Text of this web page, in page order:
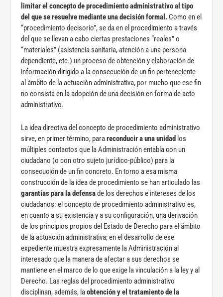
limitar el concepto de procedimiento administrativo al tipo
del que se resuelve mediante una decisión formal. Como en el
“procedimiento decisorio”, se da en el procedimiento a través
del que se llevan a cabo ciertas prestaciones “reales” o
“materiales” (asistencia sanitaria, atención a una persona
dependiente, etc.) un proceso de obtención y elaboración de
información dirigido a la consecución de un fin perteneciente
al ámbito de la actuación administrativa, por mucho que ese fin
no consista en la adopción de una decisión en forma de acto
administrativo.
La idea directiva del concepto de procedimiento administrativo
sirve, en primer término, parareconducir a una unidad los
múltiples contactos que la Administración entabla con un
ciudadano (o con otro sujeto jurídico-público) para la
consecución de un fin concreto. En torno a esa misma
construcción de la idea de procedimiento se han articulado las
garantías para la defensade los derechos e intereses de los
ciudadanos: el concepto de procedimiento administrativo es,
en cuanto a su existencia y a su configuración, una derivación
de los principios propios del Estado de Derecho para el ámbito
de la actuación administrativa; en el desarrollo de ese
expediente muestra expresamente la Administración al
interesado que la manera de afectar a sus derechos se
mantiene en el marco de lo que exige la vinculación a la ley y al
Derecho. Las reglas del procedimiento administrativo
disciplinan, además, laobtención y el tratamiento de la